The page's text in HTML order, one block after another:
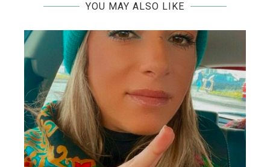
YOU MAY ALSO LIKE